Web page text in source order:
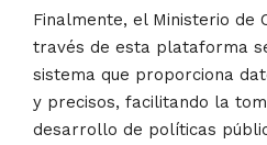
Finalmente, el Ministerio de
través de esta plataforma
sistema que proporciona
y precisos, facilitando la
desarrollo de políticas